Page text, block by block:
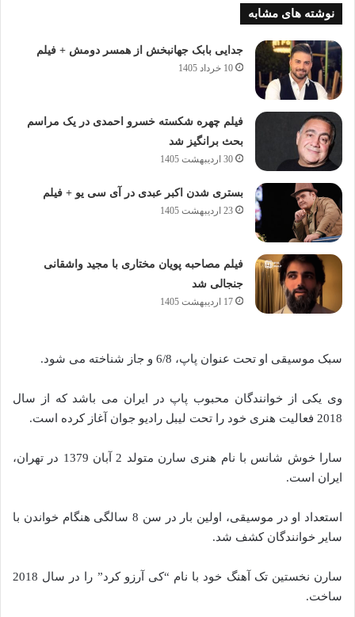
نوشته های مشابه
جدایی بابک جهانبخش از همسر دومش + فیلم
10 خرداد 1405
فیلم چهره شکسته خسرو احمدی در یک مراسم
بحث برانگیز شد
30 اردیبهشت 1405
بستری شدن اکبر عبدی در آی سی یو + فیلم
23 اردیبهشت 1405
فیلم مصاحبه پویان مختاری با مجید واشقانی
جنجالی شد
17 اردیبهشت 1405
سبک موسیقی او تحت عنوان پاپ، 6/8 و جاز شناخته می ‌شود.
وی یکی از خوانندگان محبوب پاپ در ایران می ‌باشد که از سال
2018 فعالیت هنری خود را تحت لیبل رادیو جوان آغاز کرده است.
سارا خوش شانس با نام هنری سارن متولد 2 آبان 1379 در تهران،
ایران است.
استعداد او در موسیقی، اولین بار در سن 8 سالگی هنگام خواندن با
سایر خوانندگان کشف شد.
سارن نخستین تک آهنگ خود با نام “کی آرزو کرد” را در سال 2018
ساخت.